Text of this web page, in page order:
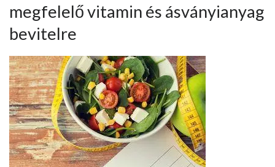
megfelelő vitamin és ásványianyag
bevitelre